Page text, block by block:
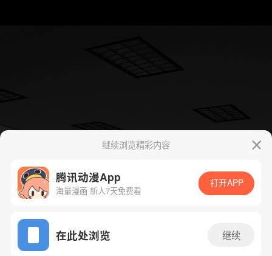
App免费看
下一话
继续浏览精彩内容
腾讯动漫App
海量漫画 新人7天免费看
打开APP
在此处浏览 继续